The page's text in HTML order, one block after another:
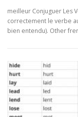
meilleur Conjuguer Les
correctement le verbe
bien entendu). Other